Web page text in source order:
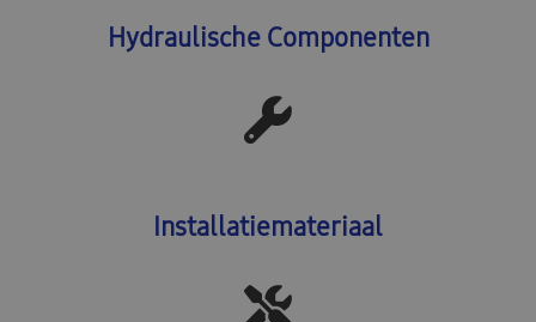
Hydraulische Componenten
Installatiemateriaal